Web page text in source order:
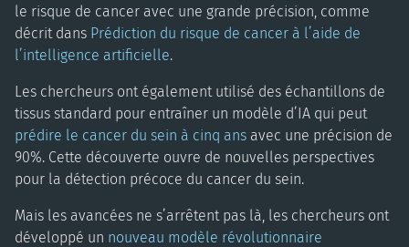
le risque de cancer avec une grande précision, comme
décrit dans Prédiction du risque de cancer à l’aide de
l’intelligence artificielle.
Les chercheurs ont également utilisé des échantillons de
tissus standard pour entraîner un modèle d’IA qui peut
prédire le cancer du sein à cinq ans avec une précision de
90%. Cette découverte ouvre de nouvelles perspectives
pour la détection précoce du cancer du sein.
Mais les avancées ne s’arrêtent pas là, les chercheurs ont
développé un nouveau modèle révolutionnaire